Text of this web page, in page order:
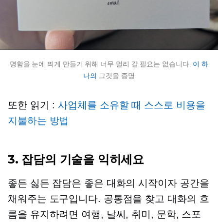
명함을 눈에 띄게 만들기 위해 너무 멀리 갈 필요는 없습니다. 이 하
나의 그것을 증명
또한 읽기 : 사업체를 소유할 때 스스로 비용을
지불하는 방법
3. 잡담의 기술을 익히세요
좋든 싫든 잡담은 좋은 대화의 시작이자 공간을
채워주는 도구입니다. 공통점을 찾고 대화의 흐
름을 유지하려면 여행, 날씨, 취미, 문학, 스포